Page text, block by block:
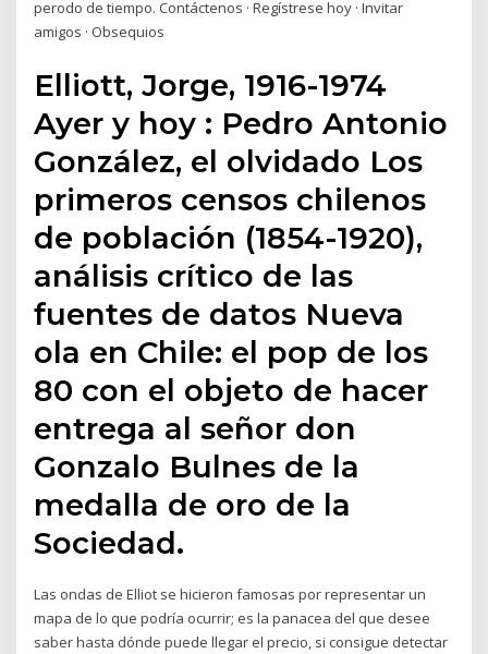
perodo de tiempo. Contáctenos · Regístrese hoy · Invitar
amigos · Obsequios
Elliott, Jorge, 1916-1974
Ayer y hoy : Pedro Antonio
González, el olvidado Los
primeros censos chilenos
de población (1854-1920),
análisis crítico de las
fuentes de datos Nueva
ola en Chile: el pop de los
80 con el objeto de hacer
entrega al señor don
Gonzalo Bulnes de la
medalla de oro de la
Sociedad.
Las ondas de Elliot se hicieron famosas por representar un
mapa de lo que podría ocurrir; es la panacea del que desee
saber hasta dónde puede llegar el precio, si consigue detectar